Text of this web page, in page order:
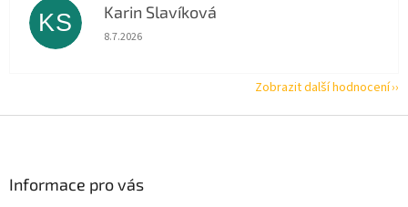
KS Karin Slavíková
Hodnocení obchodu je 5 z 5 hvězdiček.
8.7.2026
Zobrazit další hodnocení
Informace pro vás